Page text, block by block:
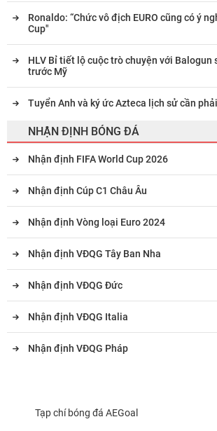
Ronaldo: “Chức vô địch EURO cũng có ý
Cup"
HLV Bỉ tiết lộ cuộc trò chuyện với Balogun
trước Mỹ
Tuyển Anh và ký ức Azteca lịch sử cần
NHẬN ĐỊNH BÓNG ĐÁ
Nhận định FIFA World Cup 2026
Nhận định Cúp C1 Châu Âu
Nhận định Vòng loại Euro 2024
Nhận định VĐQG Tây Ban Nha
Nhận định VĐQG Đức
Nhận định VĐQG Italia
Nhận định VĐQG Pháp
Tạp chí bóng đá AEGoal